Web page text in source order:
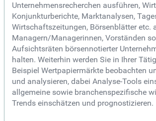
Unternehmensrecherchen ausführen,
Konjunkturberichte, Marktanalysen,
Wirtschaftszeitungen, Börsenblätter etc.
Managern/Managerinnen, Vorständen
Aufsichtsräten börsennotierter
halten. Weiterhin werden Sie in Ihrer
Beispiel Wertpapiermärkte beobachten
und analysieren, dabei Analyse-Tools
allgemeine sowie branchenspezifische
Trends einschätzen und prognostizieren.